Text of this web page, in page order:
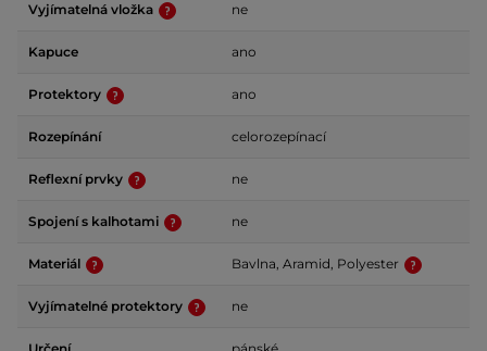
Vyjímatelná vložka ne
Kapuce ano
Protektory ano
Rozepínání celorozepínací
Reflexní prvky ne
Spojení s kalhotami ne
Materiál Bavlna, Aramid, Polyester
Vyjímatelné protektory ne